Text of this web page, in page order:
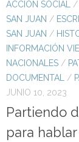
ACCIÓN SOCIAL /
SAN JUAN /
SAN JUAN /
INFORMACIÓN
NACIONALES /
DOCUMENTAL
/
JUNIO 10, 2023
Partiendo
para